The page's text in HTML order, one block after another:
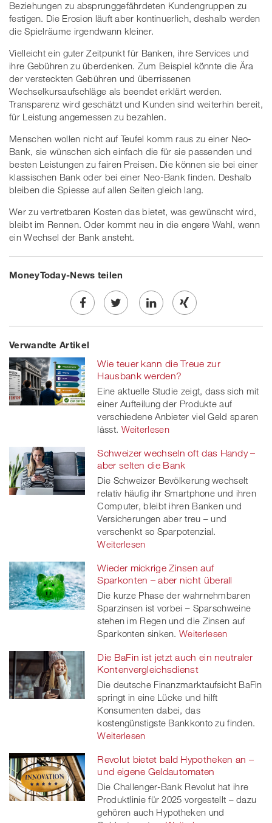
Beziehungen zu absprunggefährdeten Kundengruppen zu
festigen. Die Erosion läuft aber kontinuerlich, deshalb werden
die Spielräume irgendwann kleiner.
Vielleicht ein guter Zeitpunkt für Banken, ihre Services und
ihre Gebühren zu überdenken. Zum Beispiel könnte die Ära
der versteckten Gebühren und überrissenen
Wechselkursaufschläge als beendet erklärt werden.
Transparenz wird geschätzt und Kunden sind weiterhin bereit,
für Leistung angemessen zu bezahlen.
Menschen wollen nicht auf Teufel komm raus zu einer Neo-
Bank, sie wünschen sich einfach die für sie passenden und
besten Leistungen zu fairen Preisen. Die können sie bei einer
klassischen Bank oder bei einer Neo-Bank finden. Deshalb
bleiben die Spiesse auf allen Seiten gleich lang.
Wer zu vertretbaren Kosten das bietet, was gewünscht wird,
bleibt im Rennen. Oder kommt neu in die engere Wahl, wenn
ein Wechsel der Bank ansteht.
MoneyToday-News teilen
Share
on
Facebook
Twe
on
twitt
er
Share
linkedin
Share
Xing
Verwandte Artikel
Wie teuer kann die Treue zur
Hausbank werden?
Eine aktuelle Studie zeigt, dass sich mit
einer Aufteilung der Produkte auf
verschiedene Anbieter viel Geld sparen
lässt. Weiterlesen
Schweizer wechseln oft das Handy –
aber selten die Bank
Die Schweizer Bevölkerung wechselt
relativ häufig ihr Smartphone und ihren
Computer, bleibt ihren Banken und
Versicherungen aber treu – und
verschenkt so Sparpotenzial.
Weiterlesen
Wieder mickrige Zinsen auf
Sparkonten – aber nicht überall
Die kurze Phase der wahrnehmbaren
Sparzinsen ist vorbei – Sparschweine
stehen im Regen und die Zinsen auf
Sparkonten sinken. Weiterlesen
Die BaFin ist jetzt auch ein neutraler
Kontenvergleichsdienst
Die deutsche Finanzmarktaufsicht BaFin
springt in eine Lücke und hilft
Konsumenten dabei, das
kostengünstigste Bankkonto zu finden.
Weiterlesen
Revolut bietet bald Hypotheken an –
und eigene Geldautomaten
Die Challenger-Bank Revolut hat ihre
Produktlinie für 2025 vorgestellt – dazu
gehören auch Hypotheken und